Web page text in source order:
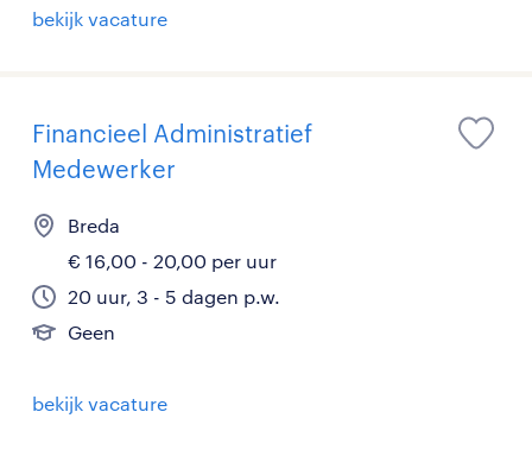
bekijk vacature
Financieel Administratief
Medewerker
Breda
€ 16,00 - 20,00 per uur
20 uur, 3 - 5 dagen p.w.
Geen
bekijk vacature